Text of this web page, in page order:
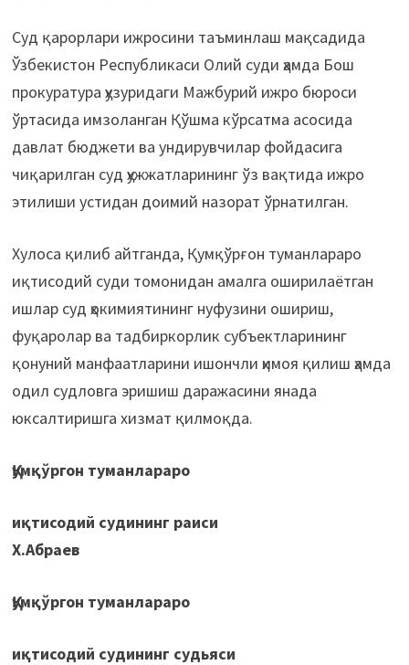
Суд қарорлари ижросини таъминлаш мақсадида
Ўзбекистон Республикаси Олий суди ҳамда Бош
прокуратура ҳузуридаги Мажбурий ижро бюроси
ўртасида имзоланган Қўшма кўрсатма асосида
давлат бюджети ва ундирувчилар фойдасига
чиқарилган суд ҳужжатларининг ўз вақтида ижро
этилиши устидан доимий назорат ўрнатилган.
Хулоса қилиб айтганда, Қумқўрғон туманлараро
иқтисодий суди томонидан амалга оширилаётган
ишлар суд ҳокимиятининг нуфузини ошириш,
фуқаролар ва тадбиркорлик субъектларининг
қонуний манфаатларини ишончли ҳимоя қилиш ҳамда
одил судловга эришиш даражасини янада
юксалтиришга хизмат қилмоқда.
Қумқўргон туманлараро
иқтисодий судининг раиси
Х.Абраев
Қумқўргон туманлараро
иқтисодий судининг судьяси